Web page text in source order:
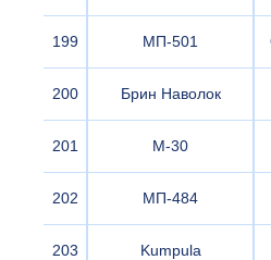
199 МП-501
200 Брин Наволок
201 М-30
202 МП-484
203 Kumpula